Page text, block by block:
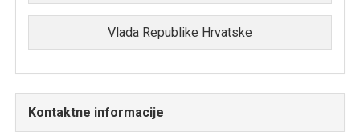
Vlada Republike Hrvatske
Kontaktne informacije